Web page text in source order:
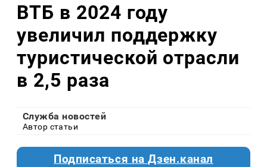
ВТБ в 2024 году
увеличил поддержку
туристической отрасли
в 2,5 раза
Служба новостей
Автор статьи
Подписаться на Дзен.канал